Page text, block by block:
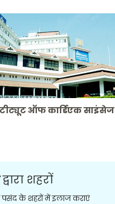
ऑफ कार्डिएक साइंसेज
द्वारा शहरों
के शहरों में इलाज कराएं